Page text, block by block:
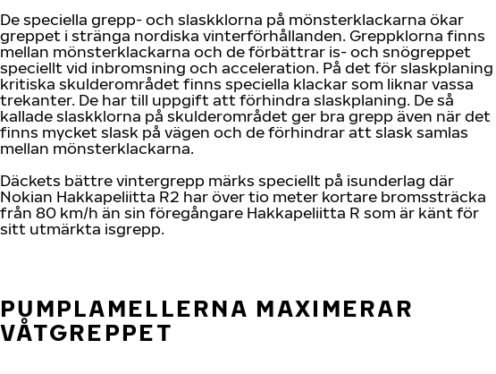
De speciella grepp- och slaskklorna på mönsterklackarna ökar
greppet i stränga nordiska vinterförhållanden. Greppklorna finns
mellan mönsterklackarna och de förbättrar is- och snögreppet
speciellt vid inbromsning och acceleration. På det för slaskplaning
kritiska skulderområdet finns speciella klackar som liknar vassa
trekanter. De har till uppgift att förhindra slaskplaning. De så
kallade slaskklorna på skulderområdet ger bra grepp även när det
finns mycket slask på vägen och de förhindrar att slask samlas
mellan mönsterklackarna.
Däckets bättre vintergrepp märks speciellt på isunderlag där
Nokian Hakkapeliitta R2 har över tio meter kortare bromssträcka
från 80 km/h än sin föregångare Hakkapeliitta R som är känt för
sitt utmärkta isgrepp.
PUMPLAMELLERNA MAXIMERAR
VÅTGREPPET